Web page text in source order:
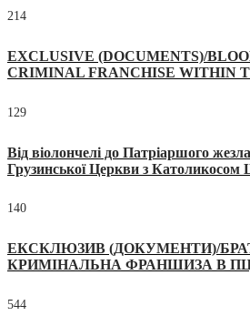
214
EXCLUSIVE (DOCUMENTS)/
CRIMINAL FRANCHISE WITHIN
129
Від віолончелі до Патріаршого
Грузинської Церкви з
140
ЕКСКЛЮЗИВ (ДОКУМЕНТИ)/
КРИМІНАЛЬНА ФРАНШИЗА В
544